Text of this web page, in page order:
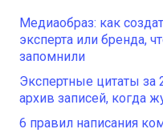
Медиаобраз: как
эксперта или бренда,
запомнили
Экспертные цитаты за
архив записей, когда
6 правил написания